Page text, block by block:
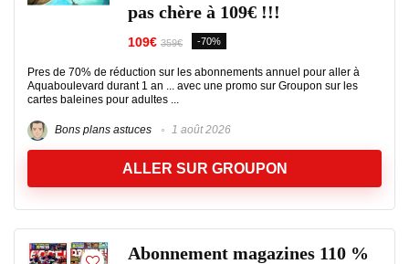
pas chère à 109€ !!!
109€ 359€ -70%
Pres de 70% de réduction sur les abonnements annuel pour aller à
Aquaboulevard durant 1 an ... avec une promo sur Groupon sur les
cartes baleines pour adultes ...
Bons plans astuces 1 août 2026
ALLER SUR GROUPON
Abonnement magazines 110 %